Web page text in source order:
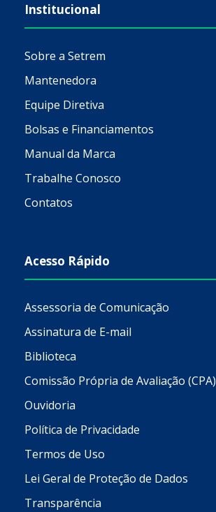
Institucional
Sobre a Setrem
Mantenedora
Equipe Diretiva
Bolsas e Financiamentos
Manual da Marca
Trabalhe Conosco
Contatos
Acesso Rápido
Assessoria de Comunicação
Assinatura de E-mail
Biblioteca
Comissão Própria de Avaliação (CPA)
Ouvidoria
Política de Privacidade
Termos de Uso
Lei Geral de Proteção de Dados
Transparência